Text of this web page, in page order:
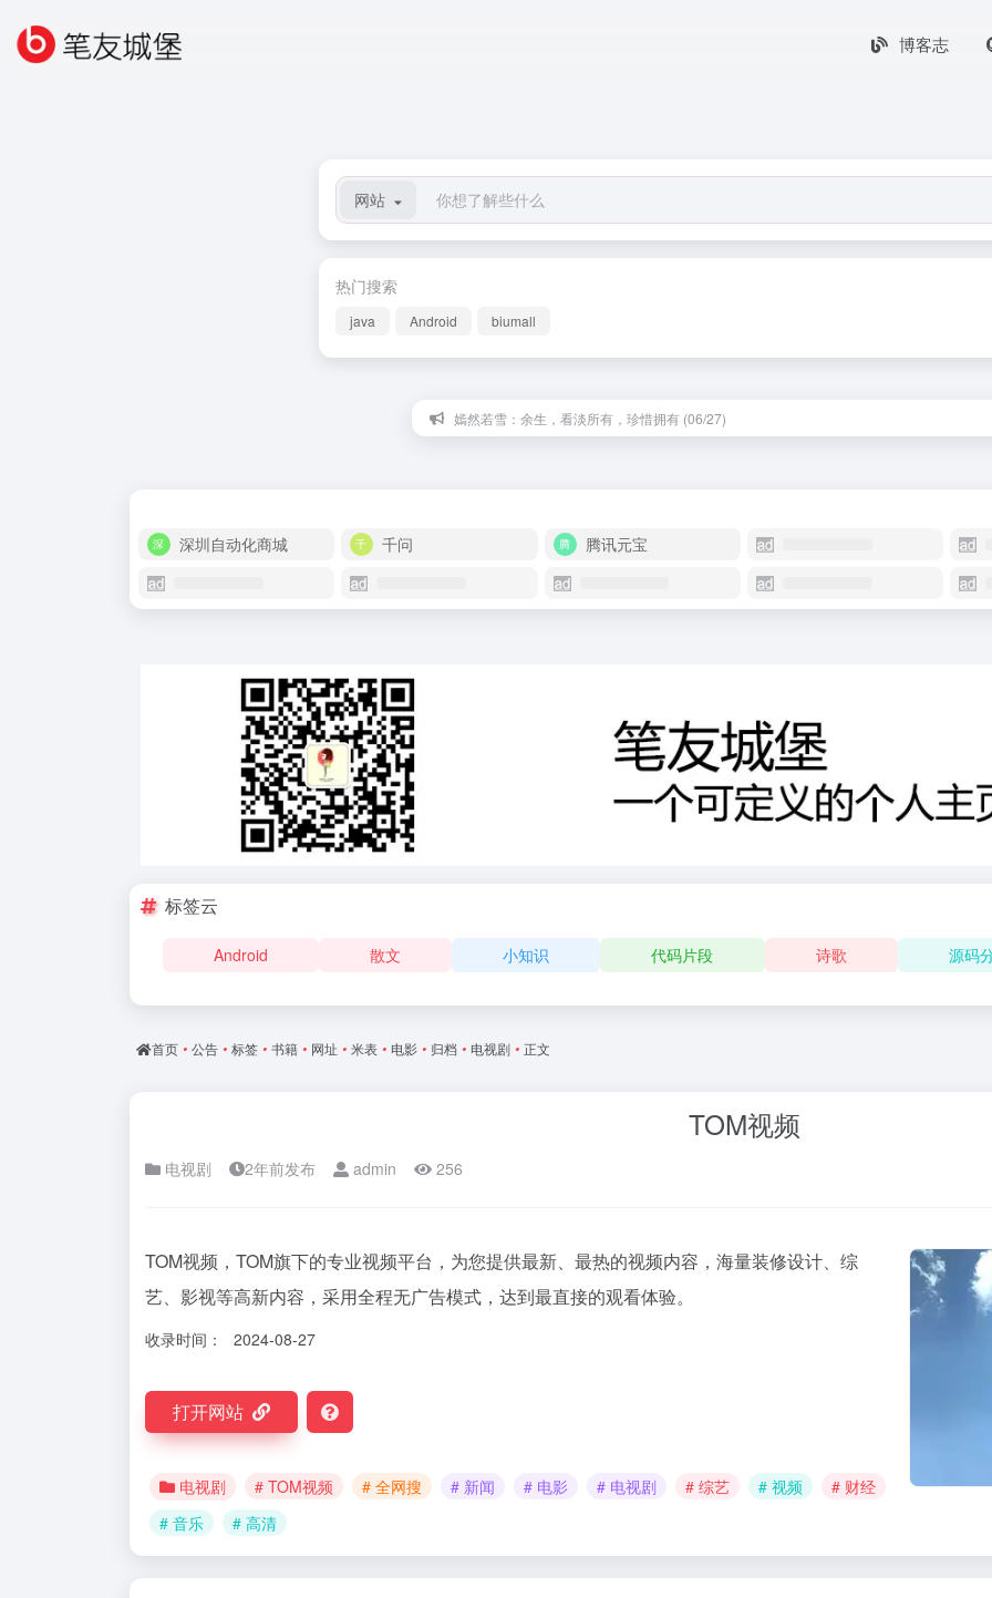
博客志
网站
热门搜索
java Android biumall
嫣然若雪：余生，看淡所有，珍惜拥有 (06/27)
深圳自动化商城 千问 腾讯元宝
标签云
Android 散文 小知识 代码片段 诗歌 源码
首页 • 公告 • 标签 • 书籍 • 网址 • 米表 • 电影 • 归档 • 电视剧 • 正文
TOM视频
电视剧 2年前发布 admin 256
TOM视频，TOM旗下的专业视频平台，为您提供最新、最热的视频内容，海量装修设计、综
艺、影视等高新内容，采用全程无广告模式，达到最直接的观看体验。
收录时间： 2024-08-27
打开网站
电视剧 # TOM视频 # 全网搜 # 新闻 # 电影 # 电视剧 # 综艺 # 视频
# 财经
# 音乐
# 高清